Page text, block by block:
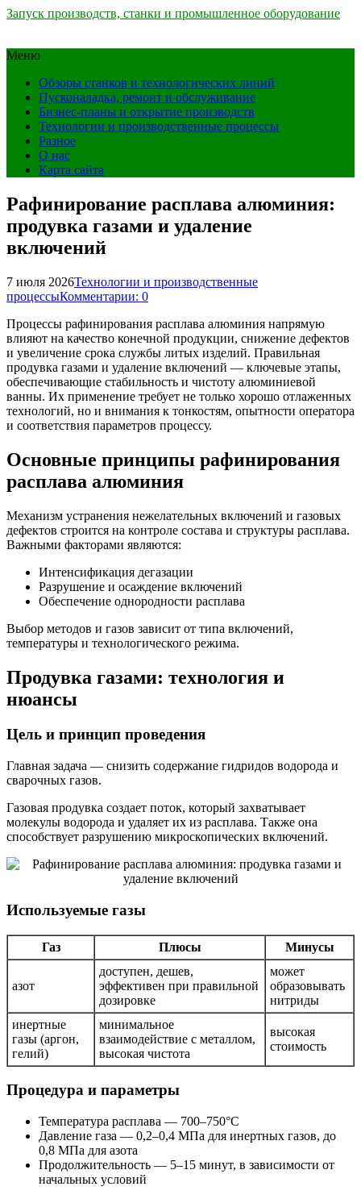
Запуск производств, станки и промышленное оборудование
Меню
Обзоры станков и технологических линий
Пусконаладка, ремонт и обслуживание
Бизнес-планы и открытие производств
Технологии и производственные процессы
Разное
О нас
Карта сайта
Рафинирование расплава алюминия:
продувка газами и удаление
включений
7 июля 2026Технологии и производственные
процессыКомментарии: 0
Процессы рафинирования расплава алюминия напрямую
влияют на качество конечной продукции, снижение дефектов
и увеличение срока службы литых изделий. Правильная
продувка газами и удаление включений — ключевые этапы,
обеспечивающие стабильность и чистоту алюминиевой
ванны. Их применение требует не только хорошо отлаженных
технологий, но и внимания к тонкостям, опытности оператора
и соответствия параметров процессу.
Основные принципы рафинирования
расплава алюминия
Механизм устранения нежелательных включений и газовых
дефектов строится на контроле состава и структуры расплава.
Важными факторами являются:
Интенсификация дегазации
Разрушение и осаждение включений
Обеспечение однородности расплава
Выбор методов и газов зависит от типа включений,
температуры и технологического режима.
Продувка газами: технология и
нюансы
Цель и принцип проведения
Главная задача — снизить содержание гидридов водорода и
сварочных газов.
Газовая продувка создает поток, который захватывает
молекулы водорода и удаляет их из расплава. Также она
способствует разрушению микроскопических включений.
Используемые газы
Газ Плюсы Минусы
азот
доступен, дешев,
эффективен при правильной
дозировке
может
образовывать
нитриды
инертные
газы (аргон,
гелий)
минимальное
взаимодействие с металлом,
высокая чистота
высокая
стоимость
Процедура и параметры
Температура расплава — 700–750°C
Давление газа — 0,2–0,4 МПа для инертных газов, до
0,8 МПа для азота
Продолжительность — 5–15 минут, в зависимости от
начальных условий